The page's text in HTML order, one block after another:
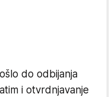
do odbijanja
i otvrdnjavanje